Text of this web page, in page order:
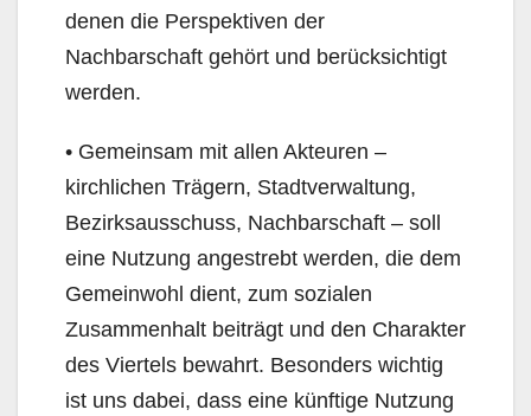
denen die Perspektiven der
Nachbarschaft gehört und berücksichtigt
werden.
• Gemeinsam mit allen Akteuren –
kirchlichen Trägern, Stadtverwaltung,
Bezirksausschuss, Nachbarschaft – soll
eine Nutzung angestrebt werden, die dem
Gemeinwohl dient, zum sozialen
Zusammenhalt beiträgt und den Charakter
des Viertels bewahrt. Besonders wichtig
ist uns dabei, dass eine künftige Nutzung